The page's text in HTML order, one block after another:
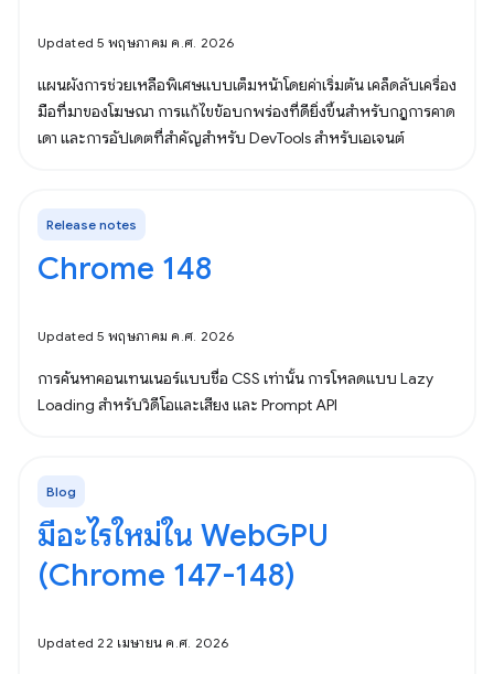
Updated 5 พฤษภาคม ค.ศ. 2026
แผนผังการช่วยเหลือพิเศษแบบเต็มหน้าโดยค่าเริ่มต้น เคล็ดลับเครื่อง
มือที่มาของโฆษณา การแก้ไขข้อบกพร่องที่ดียิ่งขึ้นสำหรับกฎการคาด
เดา และการอัปเดตที่สำคัญสำหรับ DevTools สำหรับเอเจนต์
Release notes
Chrome 148
Updated 5 พฤษภาคม ค.ศ. 2026
การค้นหาคอนเทนเนอร์แบบชื่อ CSS เท่านั้น การโหลดแบบ Lazy
Loading สำหรับวิดีโอและเสียง และ Prompt API
Blog
มีอะไรใหม่ใน WebGPU
(Chrome 147-148)
Updated 22 เมษายน ค.ศ. 2026